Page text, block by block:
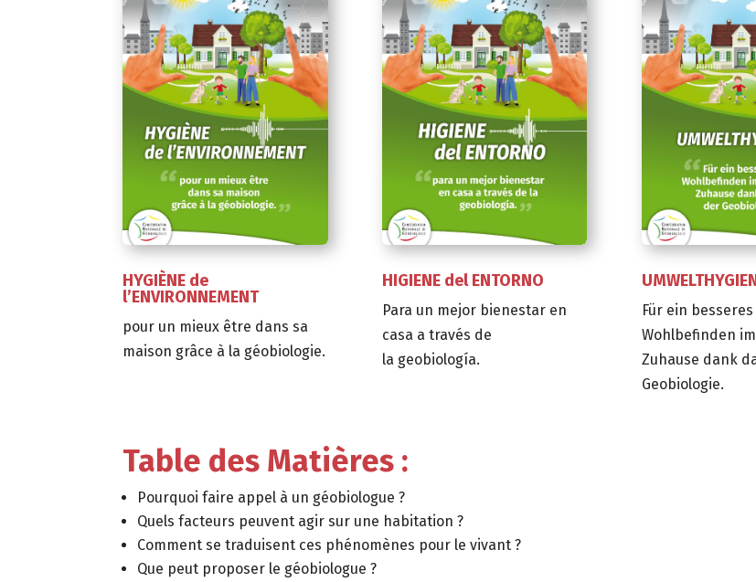
HYGIÈNE de
l’ENVIRONNEMENT
pour un mieux être dans sa
maison grâce à la géobiologie.
HIGIENE del ENTORNO
Para un mejor bienestar en
casa a través de
la geobiología.
Für ein besseres
Wohlbefinden
Zuhause dank
Geobiologie.
Table des Matières :
Pourquoi faire appel à un géobiologue ?
Quels facteurs peuvent agir sur une habitation ?
Comment se traduisent ces phénomènes pour le vivant ?
Que peut proposer le géobiologue ?